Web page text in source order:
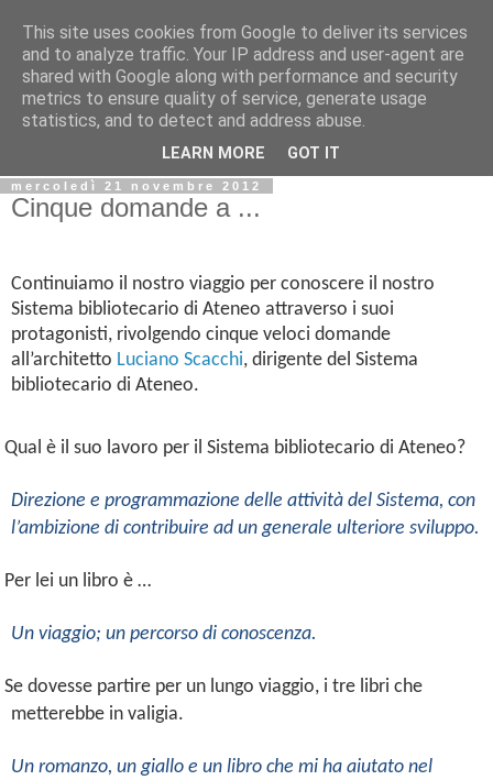
Biblio@rti in
Il Blog della Biblioteca di Area delle arti per condividere
informazioni iniziative incontri
mercoledì 21 novembre 2012
Cinque domande a ...
Continuiamo il nostro viaggio per conoscere il nostro
Sistema bibliotecario di Ateneo attraverso i suoi
protagonisti, rivolgendo cinque veloci domande
all’architetto Luciano Scacchi, dirigente del Sistema
bibliotecario di Ateneo.
Qual è il suo lavoro per il Sistema bibliotecario di Ateneo?
Direzione e programmazione delle attività del Sistema, con
l’ambizione di contribuire ad un generale ulteriore sviluppo.
Per lei un libro è …
Un viaggio; un percorso di conoscenza.
Se dovesse partire per un lungo viaggio, i tre libri che
metterebbe in valigia.
Un romanzo, un giallo e un libro che mi ha aiutato nel
This site uses cookies from Google to deliver its services
and to analyze traffic. Your IP address and user-agent are
shared with Google along with performance and security
metrics to ensure quality of service, generate usage
statistics, and to detect and address abuse.
LEARN MORE GOT IT